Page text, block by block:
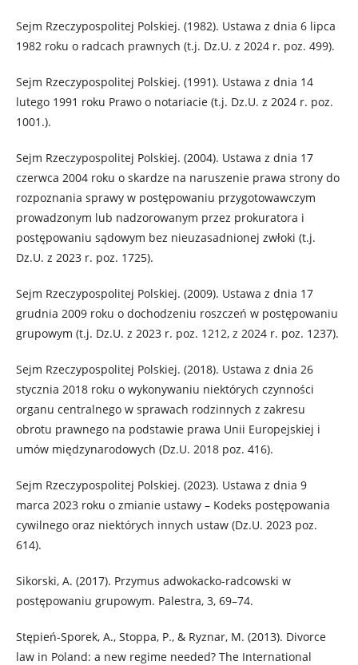
Sejm Rzeczypospolitej Polskiej. (1982). Ustawa z dnia 6 lipca
1982 roku o radcach prawnych (t.j. Dz.U. z 2024 r. poz. 499).
Sejm Rzeczypospolitej Polskiej. (1991). Ustawa z dnia 14
lutego 1991 roku Prawo o notariacie (t.j. Dz.U. z 2024 r. poz.
1001.).
Sejm Rzeczypospolitej Polskiej. (2004). Ustawa z dnia 17
czerwca 2004 roku o skardze na naruszenie prawa strony do
rozpoznania sprawy w postępowaniu przygotowawczym
prowadzonym lub nadzorowanym przez prokuratora i
postępowaniu sądowym bez nieuzasadnionej zwłoki (t.j.
Dz.U. z 2023 r. poz. 1725).
Sejm Rzeczypospolitej Polskiej. (2009). Ustawa z dnia 17
grudnia 2009 roku o dochodzeniu roszczeń w postępowaniu
grupowym (t.j. Dz.U. z 2023 r. poz. 1212, z 2024 r. poz. 1237).
Sejm Rzeczypospolitej Polskiej. (2018). Ustawa z dnia 26
stycznia 2018 roku o wykonywaniu niektórych czynności
organu centralnego w sprawach rodzinnych z zakresu
obrotu prawnego na podstawie prawa Unii Europejskiej i
umów międzynarodowych (Dz.U. 2018 poz. 416).
Sejm Rzeczypospolitej Polskiej. (2023). Ustawa z dnia 9
marca 2023 roku o zmianie ustawy – Kodeks postępowania
cywilnego oraz niektórych innych ustaw (Dz.U. 2023 poz.
614).
Sikorski, A. (2017). Przymus adwokacko-radcowski w
postępowaniu grupowym. Palestra, 3, 69–74.
Stępień-Sporek, A., Stoppa, P., & Ryznar, M. (2013). Divorce
law in Poland: a new regime needed? The International